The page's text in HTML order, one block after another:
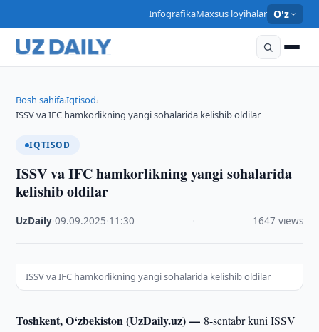
InfografikaMaxsus loyihalar O'z
Bosh sahifa›Iqtisod›
ISSV va IFC hamkorlikning yangi sohalarida kelishib oldilar
IQTISOD
ISSV va IFC hamkorlikning yangi sohalarida
kelishib oldilar
UzDaily ·09.09.2025 11:30 1647 views
ISSV va IFC hamkorlikning yangi sohalarida kelishib oldilar
Toshkent, O‘zbekiston (UzDaily.uz) — 8-sentabr kuni ISSV